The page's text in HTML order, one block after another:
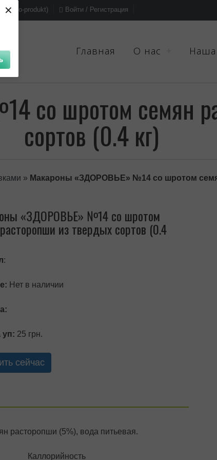
× produkt) Войти / Регистрация
Главная О нас
со шротом семян
сортов (0.4 кг)
» Макароны «ЗДОРОВЬЕ» №14 со шротом
«ЗДОРОВЬЕ» №14 со шротом
из твердых сортов (0.4
:
Нет в наличии
уп: 25 грн.
сейчас
расторопши (5%), вода питьевая.
Каллорийность